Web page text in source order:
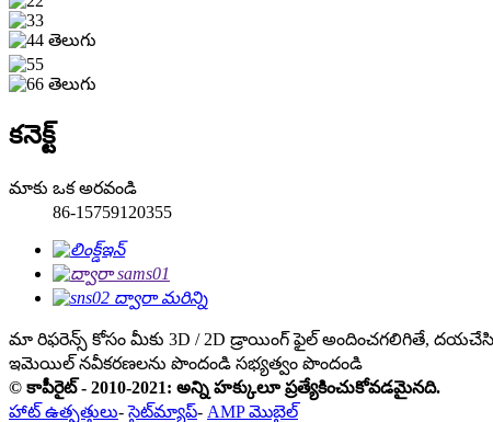
కనెక్ట్
మాకు ఒక అరవండి
86-15759120355
మా రిఫరెన్స్ కోసం మీకు 3D / 2D డ్రాయింగ్ ఫైల్ అందించగలిగితే,
ఇమెయిల్ నవీకరణలను పొందండి సభ్యత్వం పొందండి
© కాపీరైట్ - 2010-2021: అన్ని హక్కులూ ప్రత్యేకించుకోవడమైనది.
హాట్ ఉత్పత్తులు-సైట్‌మ్యాప్- AMP మొబైల్